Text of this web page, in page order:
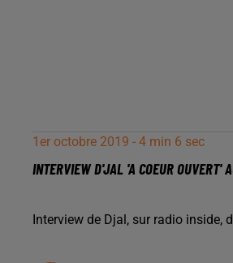
1er octobre 2019 - 4 min 6 sec
INTERVIEW D'JAL 'A COEUR OUVERT'
Interview de Djal, sur radio inside,